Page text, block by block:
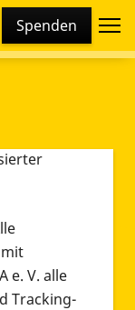
Spenden
und
und
e. V. alle
Tracking-